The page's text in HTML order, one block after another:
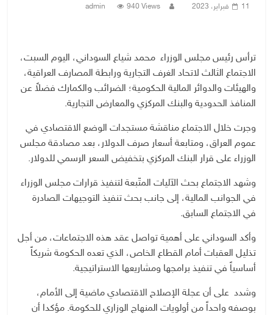
11 فبراير، 2023 admin 940 Views
ترأس رئيس مجلس الوزراء محمد شياع السوداني، اليوم السبت،
الاجتماع الثالث لاتحاد الغرف التجارية ورابطة المصارف العراقية،
والهيئات والدوائر المالية الحكومية؛ الضرائب والكمارك فضلاً عن
المنافذ الحدودية والبنك المركزي والمعارض التجارية.
وجرت خلال الاجتماع مناقشة مستجدات الوضع الاقتصادي في
عموم العراق، ومتابعة أسعار صرف الدولار، بعد مصادقة مجلس
الوزراء على قرار البنك المركزي بتخفيض السعر الرسمي للدولار.
وشهد الاجتماع بحث الآليات المتّبعة لتنفيذ قرارات مجلس الوزراء
في الجوانب المالية، إلى جانب بحث تنفيذ التوجيهات الصادرة
في الاجتماع السابق.
وأكد السوداني على أهمية تواصل عقد هذه الاجتماعات، من أجل
تذليل العقبات أمام القطاع الخاص، الذي تعده الحكومة شريكاً
أساسياً في تنفيذ برامجها ومشاريعها الاستراتيجية.
وشدد على أن عجلة الإصلاح الاقتصادي ماضية إلى الأمام،
بوصفه واحداً من أولويات المنهاج الوزاري للحكومة. مؤكدا أن